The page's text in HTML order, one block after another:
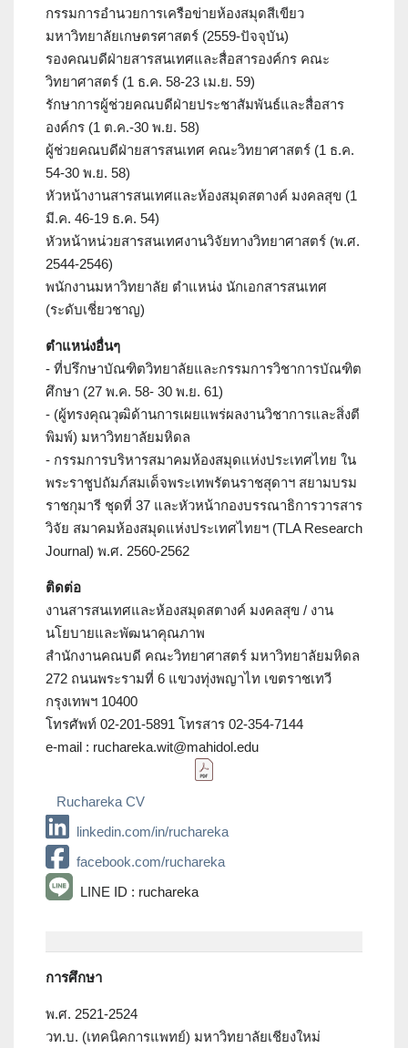
กรรมการอำนวยการเครือข่ายห้องสมุดสีเขียว
มหาวิทยาลัยเกษตรศาสตร์ (2559-ปัจจุบัน)
รองคณบดีฝ่ายสารสนเทศและสื่อสารองค์กร คณะ
วิทยาศาสตร์ (1 ธ.ค. 58-23 เม.ย. 59)
รักษาการผู้ช่วยคณบดีฝ่ายประชาสัมพันธ์และสื่อสาร
องค์กร (1 ต.ค.-30 พ.ย. 58)
ผู้ช่วยคณบดีฝ่ายสารสนเทศ คณะวิทยาศาสตร์ (1 ธ.ค.
54-30 พ.ย. 58)
หัวหน้างานสารสนเทศและห้องสมุดสตางค์ มงคลสุข (1
มี.ค. 46-19 ธ.ค. 54)
หัวหน้าหน่วยสารสนเทศงานวิจัยทางวิทยาศาสตร์ (พ.ศ.
2544-2546)
พนักงานมหาวิทยาลัย ตำแหน่ง นักเอกสารสนเทศ
(ระดับเชี่ยวชาญ)
ตำแหน่งอื่นๆ
- ที่ปรึกษาบัณฑิตวิทยาลัยและกรรมการวิชาการบัณฑิต
ศึกษา (27 พ.ค. 58- 30 พ.ย. 61)
- (ผู้ทรงคุณวุฒิด้านการเผยแพร่ผลงานวิชาการและสิ่งตี
พิมพ์) มหาวิทยาลัยมหิดล
- กรรมการบริหารสมาคมห้องสมุดแห่งประเทศไทย ใน
พระราชูปถัมภ์สมเด็จพระเทพรัตนราชสุดาฯ สยามบรม
ราชกุมารี ชุดที่ 37 และหัวหน้ากองบรรณาธิการวารสาร
วิจัย สมาคมห้องสมุดแห่งประเทศไทยฯ (TLA Research
Journal) พ.ศ. 2560-2562
ติดต่อ
งานสารสนเทศและห้องสมุดสตางค์ มงคลสุข / งาน
นโยบายและพัฒนาคุณภาพ
สำนักงานคณบดี คณะวิทยาศาสตร์ มหาวิทยาลัยมหิดล
272 ถนนพระรามที่ 6 แขวงทุ่งพญาไท เขตราชเทวี
กรุงเทพฯ 10400
โทรศัพท์ 02-201-5891 โทรสาร 02-354-7144
e-mail : ruchareka.wit@mahidol.edu
Ruchareka CV
linkedin.com/in/ruchareka
facebook.com/ruchareka
LINE ID : ruchareka
การศึกษา
พ.ศ. 2521-2524
วท.บ. (เทคนิคการแพทย์) มหาวิทยาลัยเชียงใหม่